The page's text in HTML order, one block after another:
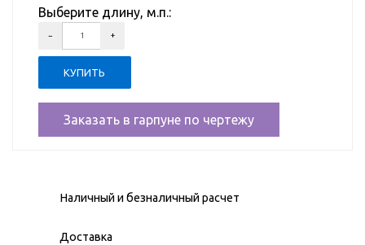
Выберите длину, м.п.:
Заказать в гарпуне по чертежу
Наличный и безналичный расчет
Доставка